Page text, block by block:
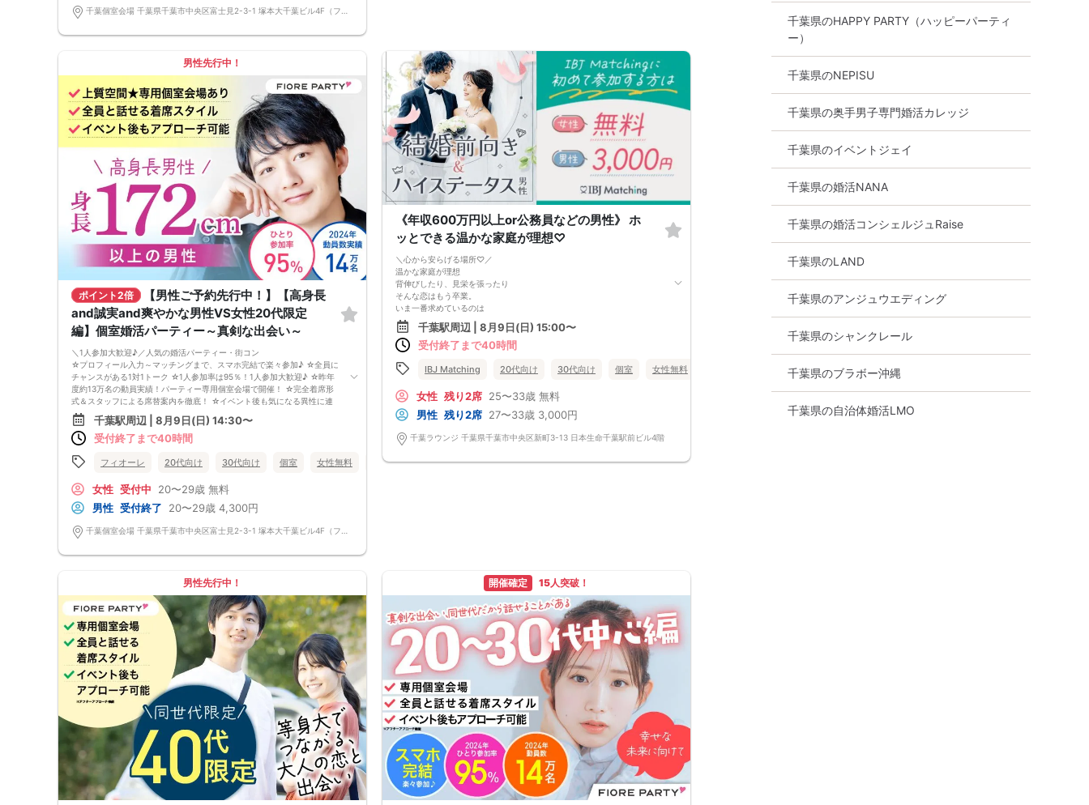
男性先行中！
ポイント2倍
【男性ご予約先行中！】【高身長
and誠実and爽やかな男性VS女性20代限定
編】個室婚活パーティー～真剣な出会い～
＼1人参加大歓迎♪／人気の婚活パーティー・街コン
☆プロフィール入力～マッチングまで、スマホ完結で楽々参加♪ ☆全員に
チャンスがある1対1トーク ☆1人参加率は95％！1人参加大歓迎♪ ☆昨年
度約13万名の動員実績！パーティー専用個室会場で開催！ ☆完全着席形
式＆スタッフによる席替案内を徹底！ ☆イベント後も気になる異性に連
絡先が送れる♪（※アフターアプローチ機能） スタッフが最初から最後ま
で進行するので、フリータイムで放置されて人気の方と一度もお話できず
に気が付いたらイベント終了・・・ということは一切ありません！ 持ち
す） ・最新版Google Chromeか最新版Safariを使用可能なスマホ （こち
係上、カードスタイルに切り替えて催行する場合がございます。） ・な
るべくお釣銭がでないようご用意いただけますと幸いです。 ※集客状況に
応じてサムネイル等が変更になる場合がございます。 参加年齢と参加条
千葉駅周辺 | 8月9日(日) 14:30〜
受付終了まで40時間
フィオーレ 20代向け 30代向け 個室 女性無料 千葉県 千葉駅周辺
女性 受付中 20〜29歳 無料
男性 受付終了 20〜29歳 4,300円
千葉個室会場 千葉県千葉市中央区富士見2-3-1 塚本大千葉ビル4F（フィオーレ千葉店内）※守衛(受付)の方がいるエレベーターホールからお上がりください。
《年収600万円以上or公務員などの男性》 ホ
ッとできる温かな家庭が理想♡
＼心から安らげる場所♡／
温かな家庭が理想
背伸びしたり、見栄を張ったり
そんな恋はもう卒業。
いま一番求めているのは
不器用でもあたたかい
嘘のない、真っ直ぐな「優しさ」
落ち込んでしまった日には
どんな時も味方でいられる
千葉駅周辺 | 8月9日(日) 15:00〜
受付終了まで40時間
IBJ Matching 20代向け 30代向け 個室 女性無料 千葉駅周辺
女性 残り2席 25〜33歳 無料
男性 残り2席 27〜33歳 3,000円
千葉ラウンジ 千葉県千葉市中央区新町3-13 日本生命千葉駅前ビル4階
男性先行中！ 開催確定 15人突破！
千葉県のHAPPY PARTY（ハッピーパーティ
ー）
千葉県のNEPISU
千葉県の奥手男子専門婚活カレッジ
千葉県のイベントジェイ
千葉県の婚活NANA
千葉県の婚活コンシェルジュRaise
千葉県のLAND
千葉県のアンジュウエディング
千葉県のシャンクレール
千葉県のブラボー沖縄
千葉県の自治体婚活LMO